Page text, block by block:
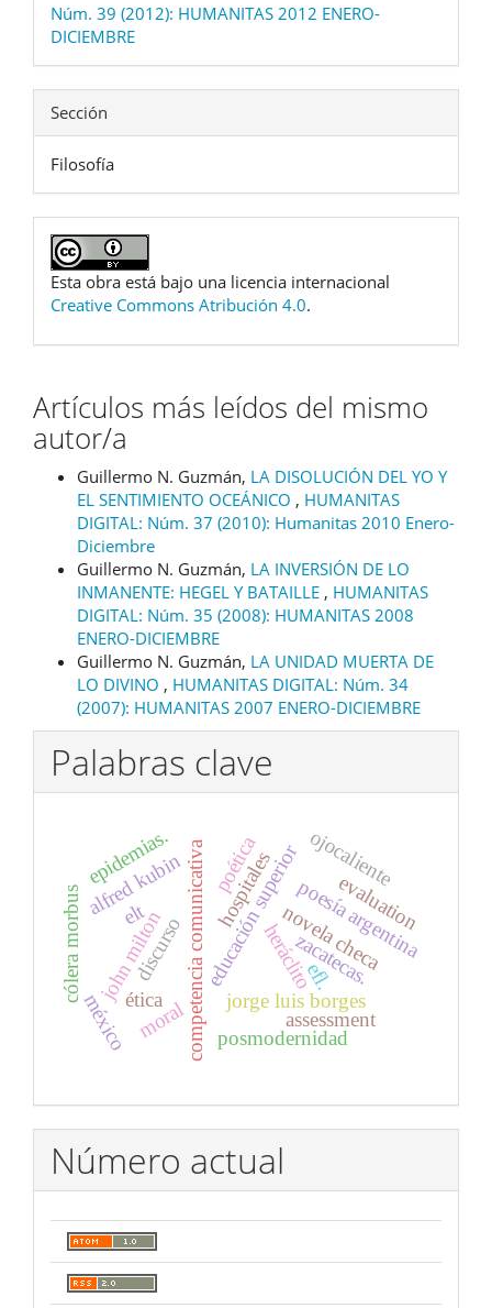
Núm. 39 (2012): HUMANITAS 2012 ENERO-
DICIEMBRE
Sección
Filosofía
Esta obra está bajo una licencia internacional
Creative Commons Atribución 4.0.
Artículos más leídos del mismo
autor/a
Guillermo N. Guzmán, LA DISOLUCIÓN DEL YO Y
EL SENTIMIENTO OCEÁNICO , HUMANITAS
DIGITAL: Núm. 37 (2010): Humanitas 2010 Enero-
Diciembre
Guillermo N. Guzmán, LA INVERSIÓN DE LO
INMANENTE: HEGEL Y BATAILLE , HUMANITAS
DIGITAL: Núm. 35 (2008): HUMANITAS 2008
ENERO-DICIEMBRE
Guillermo N. Guzmán, LA UNIDAD MUERTA DE
LO DIVINO , HUMANITAS DIGITAL: Núm. 34
(2007): HUMANITAS 2007 ENERO-DICIEMBRE
Palabras clave
discursocompetencia comunicativaeducación superior
jorge luis borges
heráclito
john milton poesía argentina
ética
moral
méxico
alfred kubin
novela checa
assessment
evaluation
elt
efl.
cólera morbus
ojocaliente
zacatecas.
hospitales
epidemias. poética
posmodernidad
Número actual